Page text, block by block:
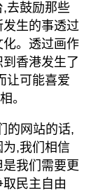
去鼓励那些
生的事透过
。透过画作
香港发生了
让可能喜爱
。
的网站的话,
,我们相信
我们需要更
民主自由